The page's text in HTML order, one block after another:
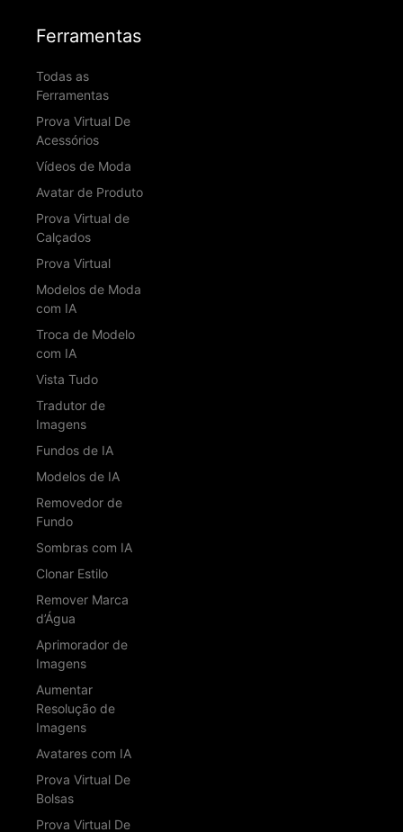
Ferramentas
Todas as
Ferramentas
Prova Virtual De
Acessórios
Vídeos de Moda
Avatar de Produto
Prova Virtual de
Calçados
Prova Virtual
Modelos de Moda
com IA
Troca de Modelo
com IA
Vista Tudo
Tradutor de
Imagens
Fundos de IA
Modelos de IA
Removedor de
Fundo
Sombras com IA
Clonar Estilo
Remover Marca
d’Água
Aprimorador de
Imagens
Aumentar
Resolução de
Imagens
Avatares com IA
Prova Virtual De
Bolsas
Prova Virtual De